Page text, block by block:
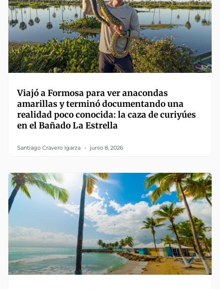
Viajó a Formosa para ver anacondas
amarillas y terminó documentando una
realidad poco conocida: la caza de curiyúes
en el Bañado La Estrella
Santiago Cravero Igarza junio 8, 2026